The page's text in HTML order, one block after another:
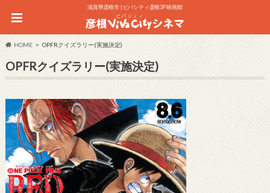
滋賀県彦根市 | ビバシティ彦根3F 映画館
HOME OPFRクイズラリー(実施決定)
OPFRクイズラリー(実施決定)